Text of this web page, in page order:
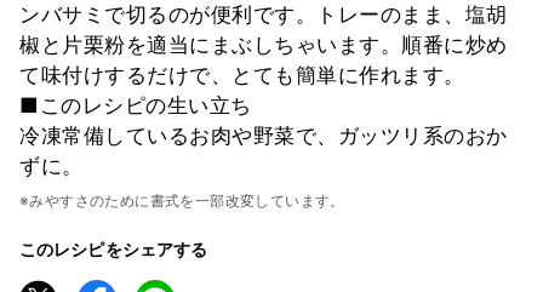
ンバサミで切るのが便利です。トレーのまま、塩胡
椒と片栗粉を適当にまぶしちゃいます。順番に炒め
て味付けするだけで、とても簡単に作れます。
■このレシピの生い立ち
冷凍常備しているお肉や野菜で、ガッツリ系のおか
ずに。
※みやすさのために書式を一部改変しています。
このレシピをシェアする